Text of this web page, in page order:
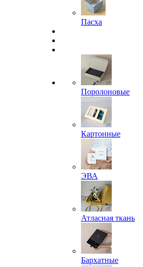
Пасха
Поролоновые
Картонные
ЭВА
Атласная ткань
Бархатные